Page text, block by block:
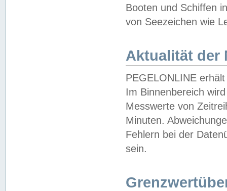
Booten und Schiffen
von Seezeichen wie
Aktualität der
PEGELONLINE
Im Binnenbereich
Messwerte von
Minuten.
Fehlern bei der
sein.